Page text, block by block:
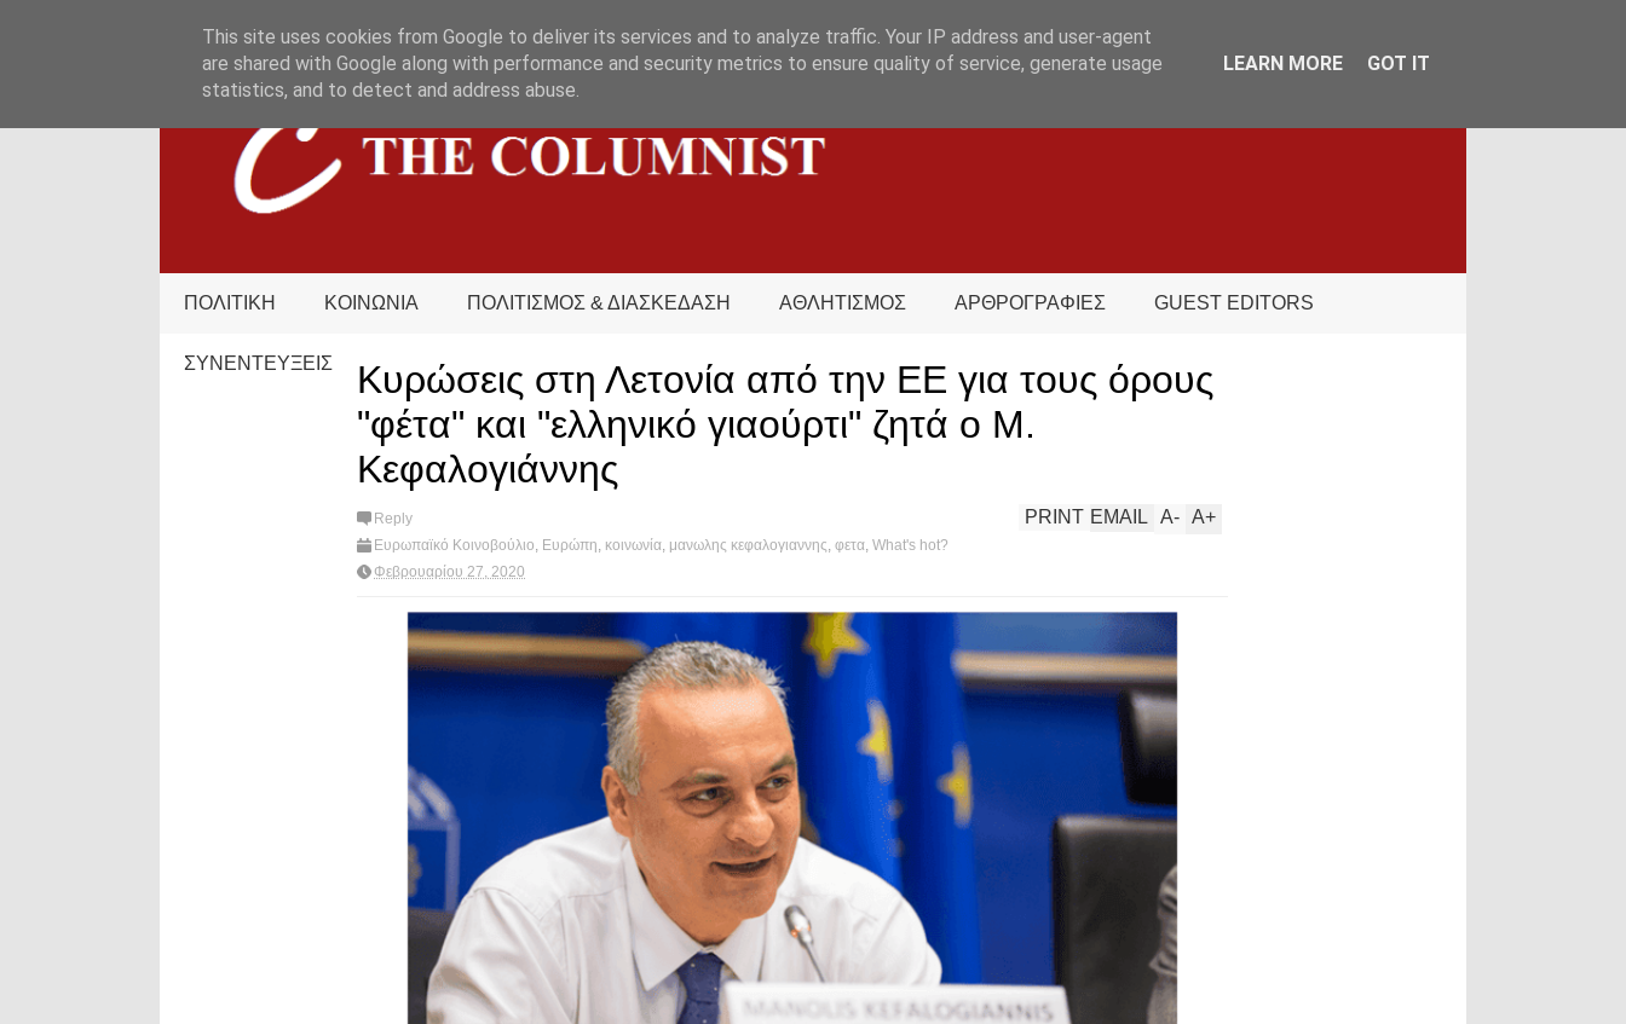
ΠΟΛΙΤΙΚΗ ΚΟΙΝΩΝΙΑ ΠΟΛΙΤΙΣΜΟΣ & ΔΙΑΣΚΕΔΑΣΗ ΑΘΛΗΤΙΣΜΟΣ ΑΡΘΡΟΓΡΑΦΙΕΣ GUEST EDITORS
ΣΥΝΕΝΤΕΥΞΕΙΣ
Κυρώσεις στη Λετονία από την ΕΕ για τους όρους
"φέτα" και "ελληνικό γιαούρτι" ζητά ο Μ.
Κεφαλογιάννης
Reply
Ευρωπαϊκό Κοινοβούλιο Ευρώπη κοινωνία μανωλης κεφαλογιαννης φετα What's hot?
Φεβρουαρίου 27, 2020
A+
A-
EMAIL
PRINT
This site uses cookies from Google to deliver its services and to analyze traffic. Your IP address and user-agent
are shared with Google along with performance and security metrics to ensure quality of service, generate usage
statistics, and to detect and address abuse.
LEARN MORE GOT IT